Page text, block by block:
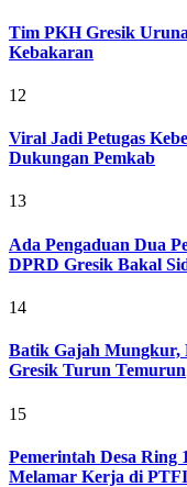
Tim PKH Gresik
Kebakaran
12
Viral Jadi Petugas
Dukungan Pemkab
13
Ada Pengaduan Dua
DPRD Gresik Bakal
14
Batik Gajah Mungkur,
Gresik Turun Temurun
15
Pemerintah Desa Ring
Melamar Kerja di PTFI